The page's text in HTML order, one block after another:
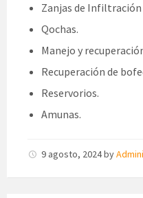
Zanjas de Infiltración
Qochas.
Manejo y
Recuperación de
Reservorios.
Amunas.
9 agosto, 2024by